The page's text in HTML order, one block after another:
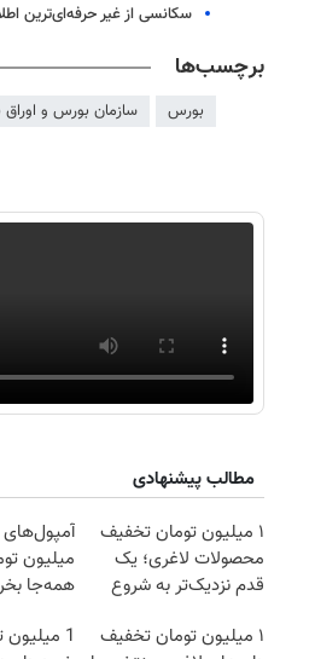
سکانسی از غیر حرفه‌ای‌ترین
برچسب‌ها
بورس سازمان بورس و اوراق
مطالب پیشنهادی
۱ میلیون تومان تخفیف
محصولات لاغری؛ یک
قدم نزدیک‌تر به شروع
میلیون
همه‌جا
۱ میلیون تومان تخفیف
1
روزنامه‌های ورزشی شنبه ۱۷ مرداد